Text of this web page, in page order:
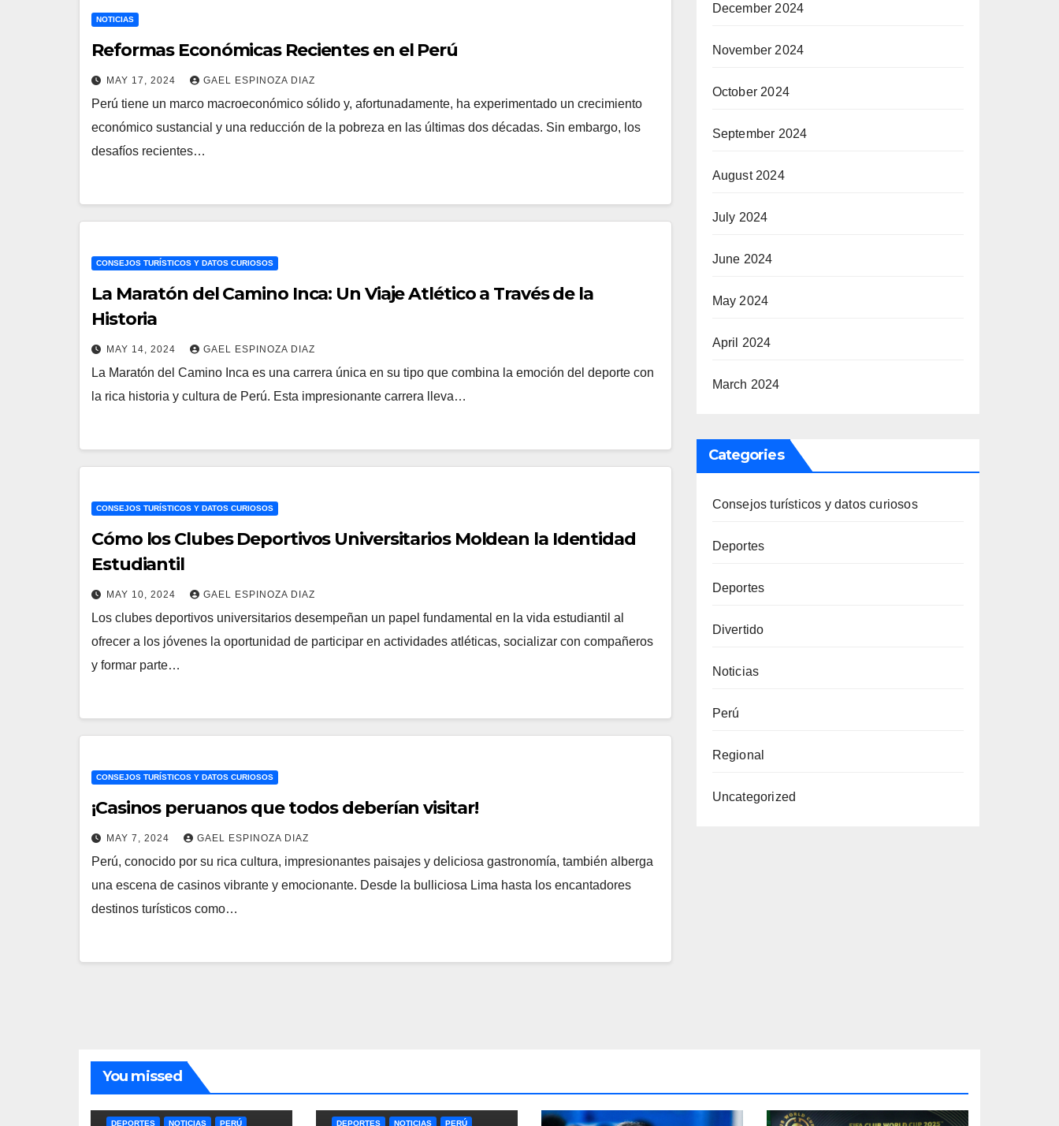
NOTICIAS
Reformas Económicas Recientes en el Perú
MAY 17, 2024 GAEL ESPINOZA DIAZ
Perú tiene un marco macroeconómico sólido y, afortunadamente, ha experimentado un crecimiento
económico sustancial y una reducción de la pobreza en las últimas dos décadas. Sin embargo, los
desafíos recientes…
CONSEJOS TURÍSTICOS Y DATOS CURIOSOS
La Maratón del Camino Inca: Un Viaje Atlético a Través de la
Historia
MAY 14, 2024 GAEL ESPINOZA DIAZ
La Maratón del Camino Inca es una carrera única en su tipo que combina la emoción del deporte con
la rica historia y cultura de Perú. Esta impresionante carrera lleva…
CONSEJOS TURÍSTICOS Y DATOS CURIOSOS
Cómo los Clubes Deportivos Universitarios Moldean la Identidad
Estudiantil
MAY 10, 2024 GAEL ESPINOZA DIAZ
Los clubes deportivos universitarios desempeñan un papel fundamental en la vida estudiantil al
ofrecer a los jóvenes la oportunidad de participar en actividades atléticas, socializar con compañeros
y formar parte…
CONSEJOS TURÍSTICOS Y DATOS CURIOSOS
¡Casinos peruanos que todos deberían visitar!
MAY 7, 2024 GAEL ESPINOZA DIAZ
Perú, conocido por su rica cultura, impresionantes paisajes y deliciosa gastronomía, también alberga
una escena de casinos vibrante y emocionante. Desde la bulliciosa Lima hasta los encantadores
destinos turísticos como…
December 2024
November 2024
October 2024
September 2024
August 2024
July 2024
June 2024
May 2024
April 2024
March 2024
Categories
Consejos turísticos y datos curiosos
Deportes
Deportes
Divertido
Noticias
Perú
Regional
Uncategorized
You missed
DEPORTES NOTICIAS PERÚ DEPORTES NOTICIAS PERÚ